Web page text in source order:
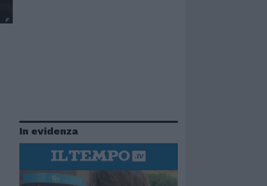
In evidenza